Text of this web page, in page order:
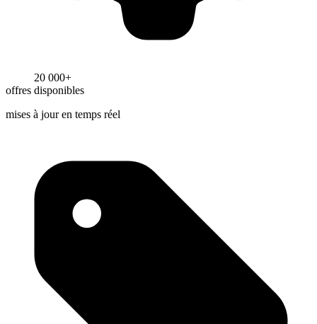
20 000+
offres disponibles
mises à jour en temps réel